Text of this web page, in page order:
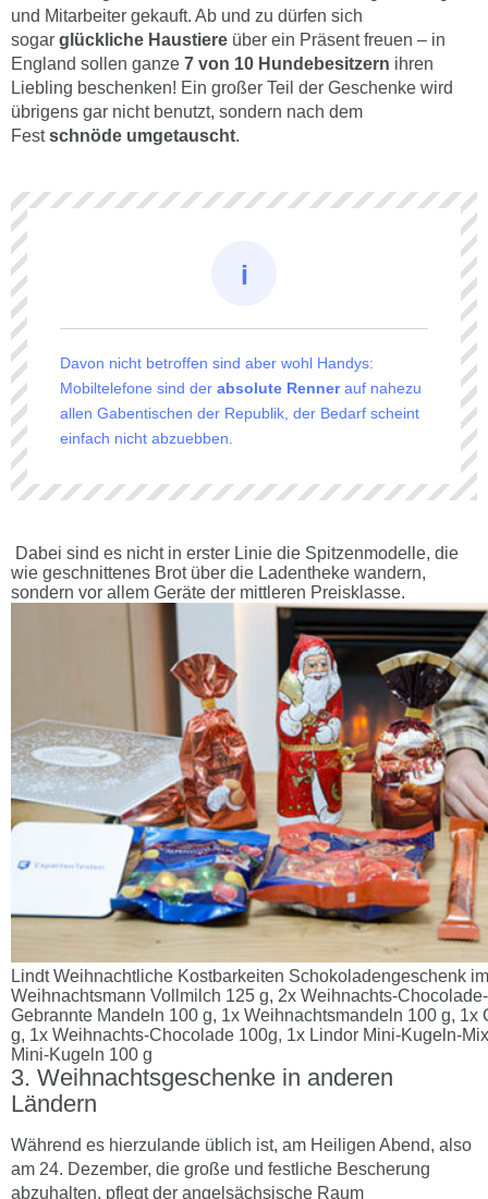
und Mitarbeiter gekauft. Ab und zu dürfen sich
sogar glückliche Haustiere über ein Präsent freuen – in
England sollen ganze 7 von 10 Hundebesitzern ihren
Liebling beschenken! Ein großer Teil der Geschenke wird
übrigens gar nicht benutzt, sondern nach dem
Festschnöde umgetauscht.
Davon nicht betroffen sind aber wohl Handys:
Mobiltelefone sind der absolute Rennerauf nahezu
allen Gabentischen der Republik, der Bedarf scheint
einfach nicht abzuebben.
Dabei sind es nicht in erster Linie die Spitzenmodelle, die
wie geschnittenes Brot über die Ladentheke wandern,
sondern vor allem Geräte der mittleren Preisklasse.
Lindt Weihnachtliche Kostbarkeiten Schokoladengeschenk
Weihnachtsmann Vollmilch 125 g, 2x Weihnachts-
Gebrannte Mandeln 100 g, 1x Weihnachtsmandeln 100 g, 1x
g, 1x Weihnachts-Chocolade 100g, 1x Lindor Mini-Kugeln-
Mini-Kugeln 100 g
Weihnachtsgeschenke in anderen
Ländern
Während es hierzulande üblich ist, am Heiligen Abend, also
am 24. Dezember, die große und festliche Bescherung
abzuhalten, pflegt der angelsächsische Raum